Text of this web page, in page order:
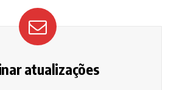
atualizações